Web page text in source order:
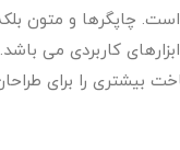
چاپگرها و متون
کاربردی می
را برای طراحان